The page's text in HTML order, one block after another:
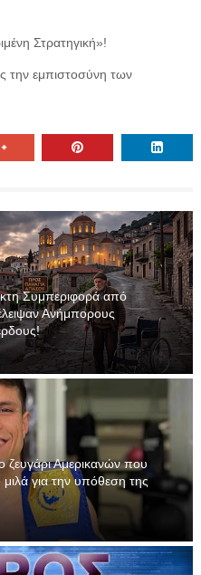
Στρατηγική»!
την εμπιστοσύνη των
Συμπεριφορά από
Ανήμπορους
Αμερικανών που
για την υπόθεση της